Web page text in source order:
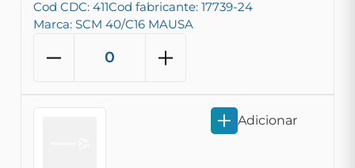
Cod CDC: 411Cod fabricante: 17739-24
Marca: SCM 40/C16 MAUSA
Adicionar